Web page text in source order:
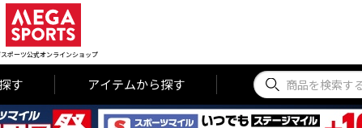
スポーツ公式オンラインショップ
す アイテムから探す